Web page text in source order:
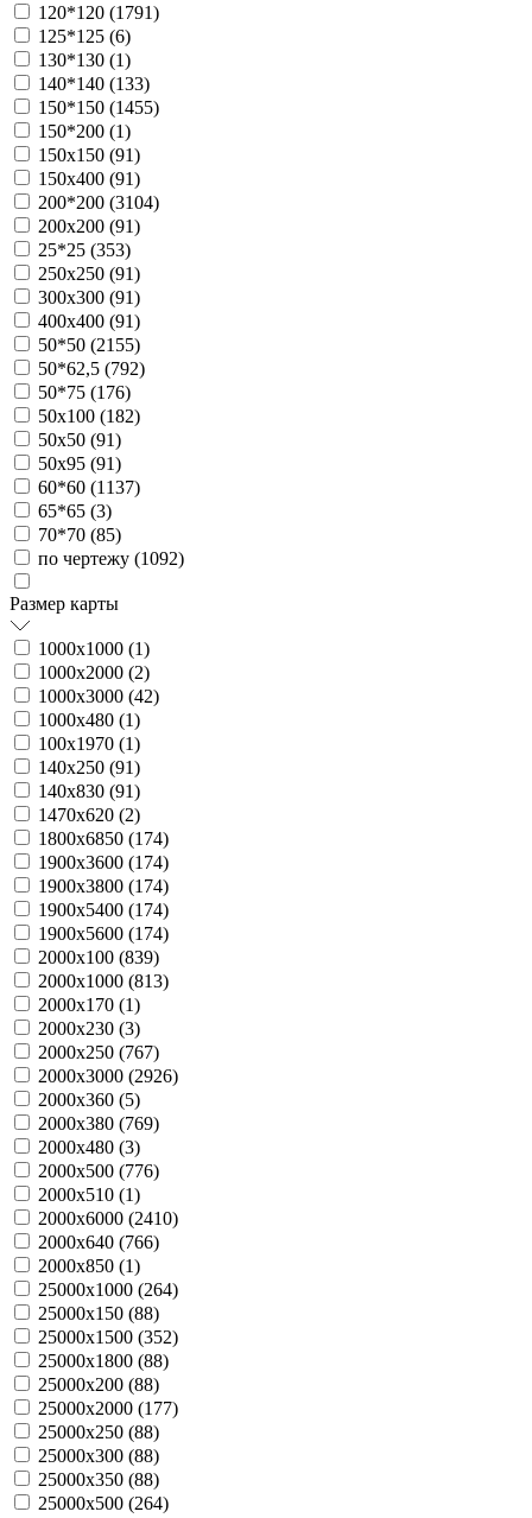
120*120 (1791)
125*125 (6)
130*130 (1)
140*140 (133)
150*150 (1455)
150*200 (1)
150х150 (91)
150х400 (91)
200*200 (3104)
200х200 (91)
25*25 (353)
250х250 (91)
300х300 (91)
400х400 (91)
50*50 (2155)
50*62,5 (792)
50*75 (176)
50х100 (182)
50х50 (91)
50х95 (91)
60*60 (1137)
65*65 (3)
70*70 (85)
по чертежу (1092)
Размер карты
1000х1000 (1)
1000х2000 (2)
1000х3000 (42)
1000х480 (1)
100х1970 (1)
140х250 (91)
140х830 (91)
1470х620 (2)
1800х6850 (174)
1900х3600 (174)
1900х3800 (174)
1900х5400 (174)
1900х5600 (174)
2000х100 (839)
2000х1000 (813)
2000х170 (1)
2000х230 (3)
2000х250 (767)
2000х3000 (2926)
2000х360 (5)
2000х380 (769)
2000х480 (3)
2000х500 (776)
2000х510 (1)
2000х6000 (2410)
2000х640 (766)
2000х850 (1)
25000х1000 (264)
25000х150 (88)
25000х1500 (352)
25000х1800 (88)
25000х200 (88)
25000х2000 (177)
25000х250 (88)
25000х300 (88)
25000х350 (88)
25000х500 (264)